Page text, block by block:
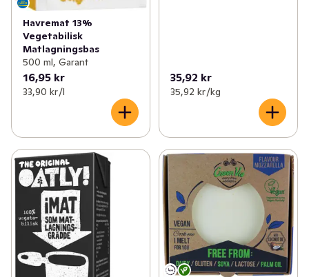
Havremat 13%
Vegetabilisk
Matlagningsbas
500 ml, Garant
16,95 kr
33,90 kr /l
35,92 kr
35,92 kr /kg